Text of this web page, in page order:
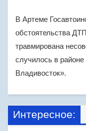
В Артеме
обстоятельства
травмирована
случилось в
Владивосток».
Интересное: